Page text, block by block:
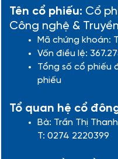
Tên cổ phiếu: Cổ
Công nghệ &
Mã chứng khoán:
Vốn điều lệ:
Tổng số cổ phiếu
phiếu
Tổ quan hệ cổ
Bà: Trần Thị
T: 0274 2220399